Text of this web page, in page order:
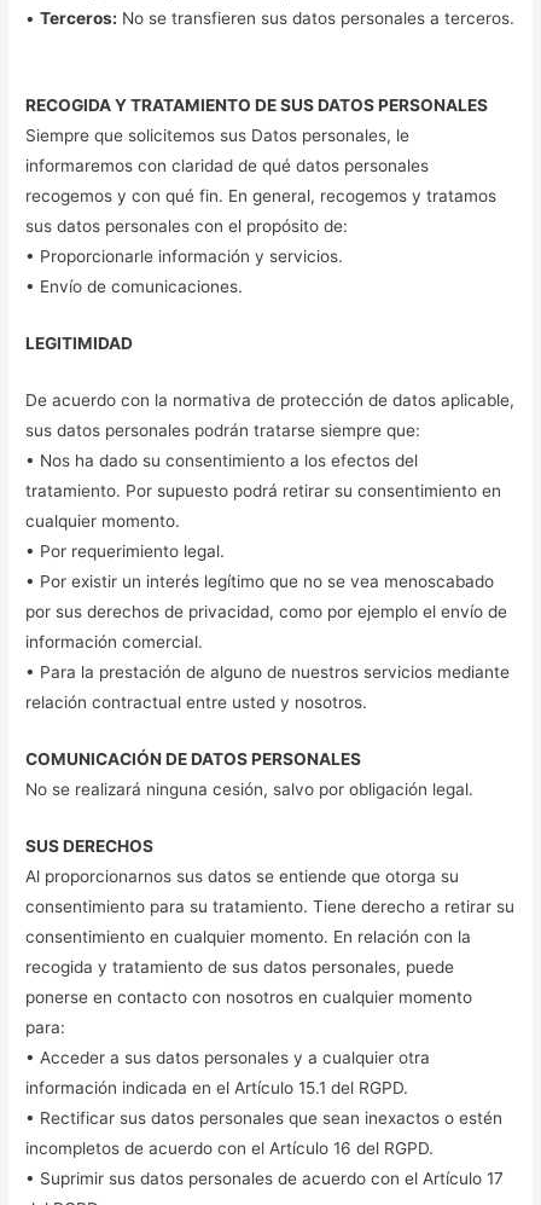
•Terceros: No se transfieren sus datos personales a terceros.
RECOGIDA Y TRATAMIENTO DE SUS DATOS PERSONALES
Siempre que solicitemos sus Datos personales, le
informaremos con claridad de qué datos personales
recogemos y con qué fin. En general, recogemos y tratamos
sus datos personales con el propósito de:
• Proporcionarle información y servicios.
• Envío de comunicaciones.
LEGITIMIDAD
De acuerdo con la normativa de protección de datos aplicable,
sus datos personales podrán tratarse siempre que:
• Nos ha dado su consentimiento a los efectos del
tratamiento. Por supuesto podrá retirar su consentimiento en
cualquier momento.
• Por requerimiento legal.
• Por existir un interés legítimo que no se vea menoscabado
por sus derechos de privacidad, como por ejemplo el envío de
información comercial.
• Para la prestación de alguno de nuestros servicios mediante
relación contractual entre usted y nosotros.
COMUNICACIÓN DE DATOS PERSONALES
No se realizará ninguna cesión, salvo por obligación legal.
SUS DERECHOS
Al proporcionarnos sus datos se entiende que otorga su
consentimiento para su tratamiento. Tiene derecho a retirar su
consentimiento en cualquier momento. En relación con la
recogida y tratamiento de sus datos personales, puede
ponerse en contacto con nosotros en cualquier momento
para:
• Acceder a sus datos personales y a cualquier otra
información indicada en el Artículo 15.1 del RGPD.
• Rectificar sus datos personales que sean inexactos o estén
incompletos de acuerdo con el Artículo 16 del RGPD.
• Suprimir sus datos personales de acuerdo con el Artículo 17